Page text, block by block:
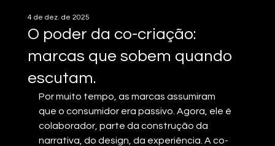
O poder da co-criação:
marcas que sobem quando
escutam.
4 de dez. de 2025
Por muito tempo, as marcas assumiram
que o consumidor era passivo. Agora, ele é
colaborador, parte da construção da
narrativa, do design, da experiência. A co-